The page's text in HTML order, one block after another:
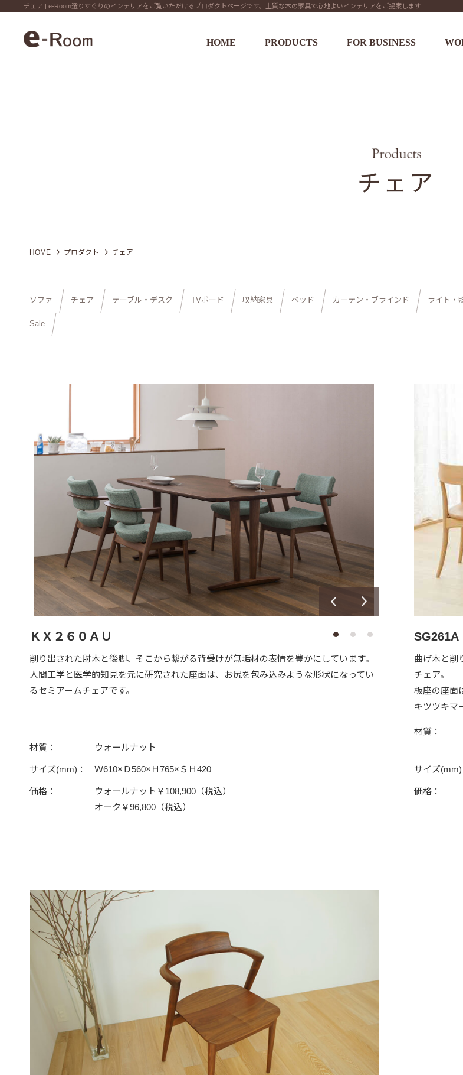
チェア | e-Room選りすぐりのインテリアをご覧いただけるプロダクトページです。上質な木の家具で心地よいインテリアをご提案します
HOME PRODUCTS FOR BUSINESS
チェア
HOME プロダクト チェア
ソファ チェア テーブル・デスク TVボード 収納家具 ベッド カーテン・ブラインド ライト・
Sale
ＫＸ２６０ＡＵ
削り出された肘木と後脚、そこから繋がる背受けが無垢材の表情を豊かにしています。
人間工学と医学的知見を元に研究された座面は、お尻を包み込みような形状になってい
るセミアームチェアです。
材質： ウォールナット
サイズ(mm)： Ｗ610×Ｄ560×Ｈ765×ＳＨ420
価格：
ウォールナット￥108,900（税込）
オーク￥96,800（税込）
SG261A
曲げ木と削
チェア。
板座の座面
キツツキ
材質：
サイズ(mm)
価格：